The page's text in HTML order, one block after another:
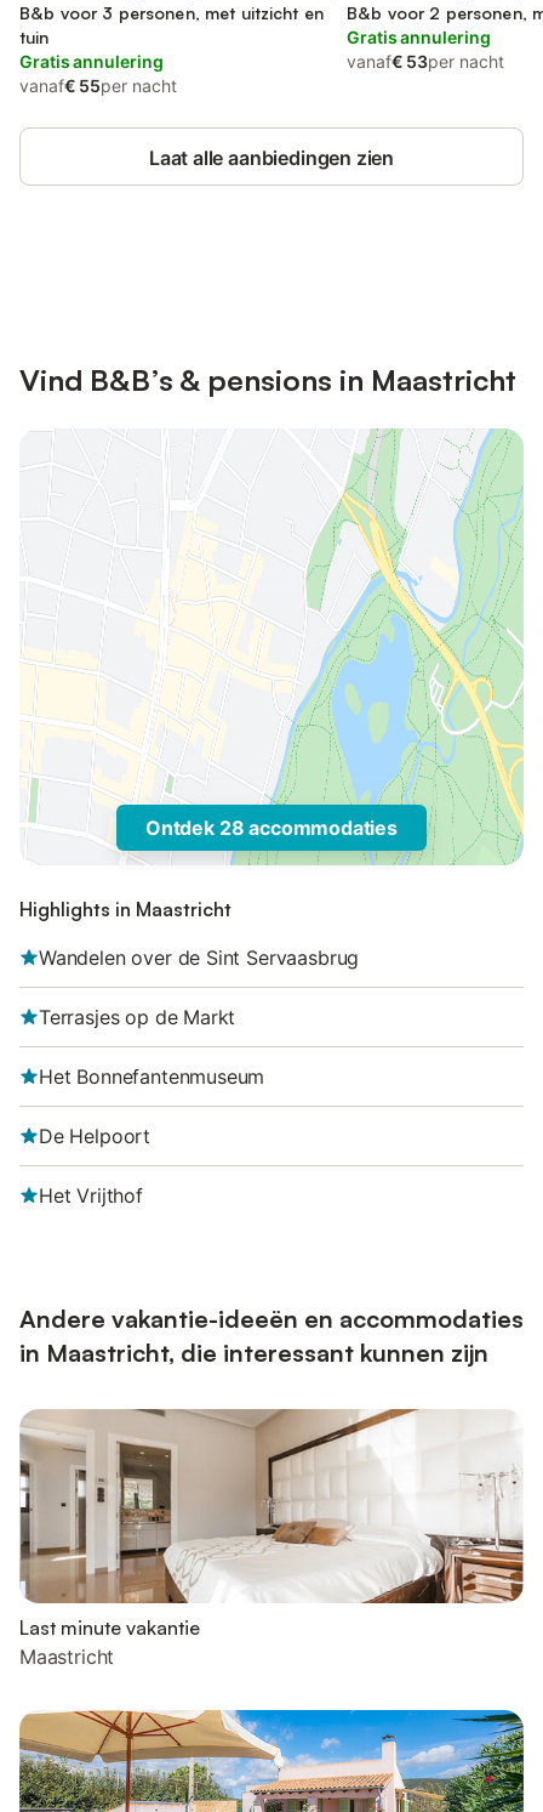
B&b voor 3 personen, met uitzicht en
tuin
Gratis annulering
vanaf€ 55per nacht
B&b voor 2 personen,
Gratis annulering
vanaf€ 53per nacht
Laat alle aanbiedingen zien
Vind B&B’s & pensions in Maastricht
Ontdek 28 accommodaties
Highlights in Maastricht
Wandelen over de Sint Servaasbrug
Terrasjes op de Markt
Het Bonnefantenmuseum
De Helpoort
Het Vrijthof
Andere vakantie-ideeën en accommodaties
in Maastricht, die interessant kunnen zijn
Last minute vakantie
Maastricht